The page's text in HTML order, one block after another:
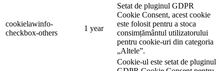
cookielawinfo-
checkbox-others
1 year
Setat de pluginul GDPR
Cookie Consent, acest cookie
este folosit pentru a stoca
consimțământul utilizatorului
pentru cookie-uri din categoria
„Altele”.
Cookie-ul este setat de pluginul